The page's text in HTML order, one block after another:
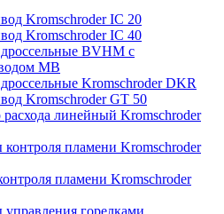
Kromschroder IC 20
Kromschroder IC 40
BVHM с
МВ
Kromschroder DKR
Kromschroder GT 50
расхода линейный Kromschroder
пламени Kromschroder
пламени Kromschroder
горелками